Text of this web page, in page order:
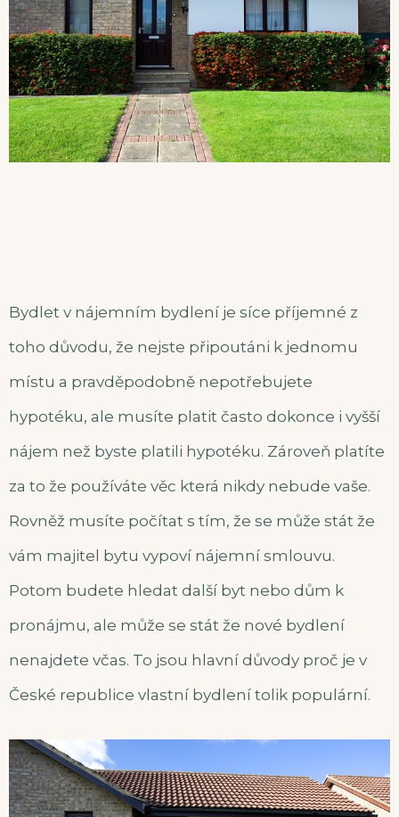
Bydlet v nájemním bydlení je síce příjemné z
toho důvodu, že nejste připoutáni k jednomu
místu a pravděpodobně nepotřebujete
hypotéku, ale musíte platit často dokonce i vyšší
nájem než byste platili hypotéku. Zároveň platíte
za to že používáte věc která nikdy nebude vaše.
Rovněž musíte počítat s tím, že se může stát že
vám majitel bytu vypoví nájemní smlouvu.
Potom budete hledat další byt nebo dům k
pronájmu, ale může se stát že nové bydlení
nenajdete včas. To jsou hlavní důvody proč je v
České republice vlastní bydlení tolik populární.